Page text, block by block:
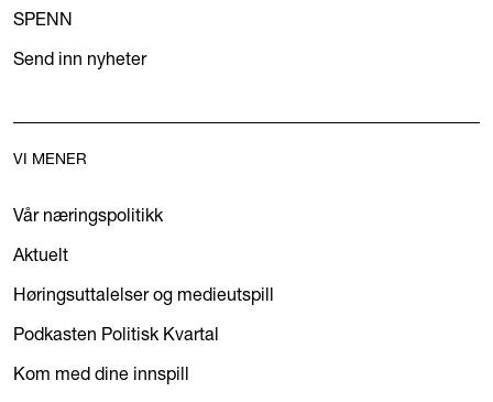
SPENN
Send inn nyheter
VI MENER
Vår næringspolitikk
Aktuelt
Høringsuttalelser og medieutspill
Podkasten Politisk Kvartal
Kom med dine innspill